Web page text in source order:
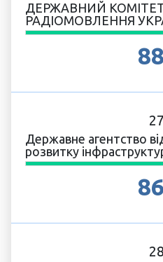
ДЕРЖАВНИЙ
РАДІОМОВЛЕННЯ
27
Державне агентство
розвитку
28